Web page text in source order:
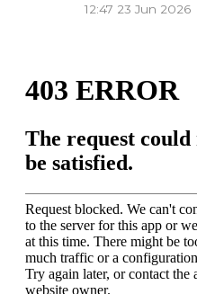
12:47 23 Jun 2026